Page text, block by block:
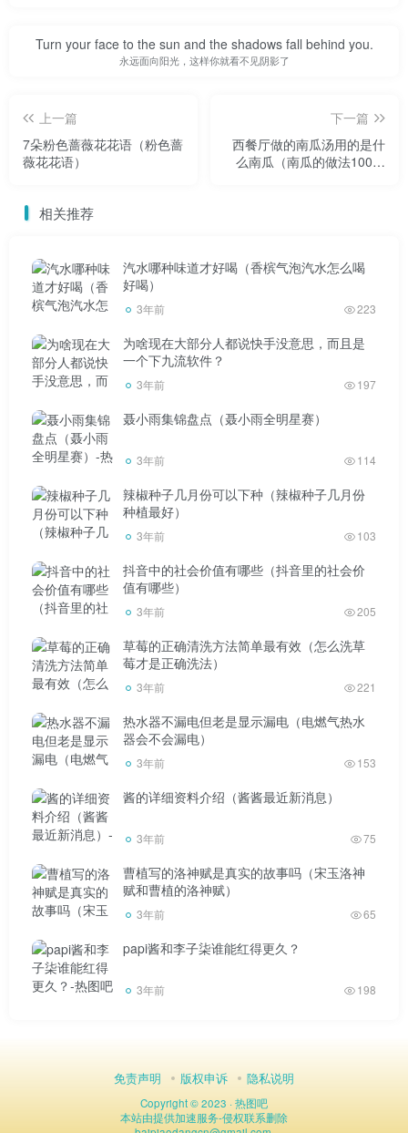
[gzh2v keyword= “keyword” key= “验证码”]
Turn your face to the sun and the shadows fall behind you.
永远面向阳光，这样你就看不见阴影了
上一篇
7朵粉色蔷薇花花语（粉色蔷
薇花花语）
下一篇
西餐厅做的南瓜汤用的是什
么南瓜（南瓜的做法100种
相关推荐
汽水哪种味道才好喝（香槟气泡汽水怎么喝
好喝）
3年前 223
为啥现在大部分人都说快手没意思，而且是
一个下九流软件？
3年前 197
聂小雨集锦盘点（聂小雨全明星赛）
3年前 114
辣椒种子几月份可以下种（辣椒种子几月份
种植最好）
3年前 103
抖音中的社会价值有哪些（抖音里的社会价
值有哪些）
3年前 205
草莓的正确清洗方法简单最有效（怎么洗草
莓才是正确洗法）
3年前 221
热水器不漏电但老是显示漏电（电燃气热水
器会不会漏电）
3年前 153
酱的详细资料介绍（酱酱最近新消息）
3年前 75
曹植写的洛神赋是真实的故事吗（宋玉洛神
赋和曹植的洛神赋）
3年前 65
papi酱和李子柒谁能红得更久？
3年前 198
免责声明 版权申诉 隐私说明
Copyright © 2023 ·热图吧
本站由提供加速服务-侵权联系删除